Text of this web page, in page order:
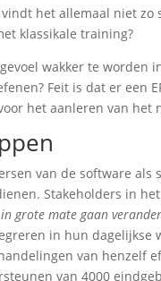
vindt het allemaal niet
klassikale training?
wakker te
Feit is dat er een
het aanleren van het
van de software
Stakeholders in
grote mate gaan
in hun dagelijkse
van henzelf
van 4000